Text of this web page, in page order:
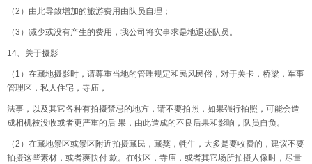
（2）由此导致增加的旅游费用由队员自理；
（3）减少或没有产生的费用，我公司将实事求是地退还队员。
14、关于摄影
（1）在藏地摄影时，请尊重当地的管理规定和民风民俗，对于关卡，桥梁，军事
管理区，私人住宅，寺庙，
法事，以及其它各种有拍摄禁忌的地方，请不要拍照，如果强行拍照，可能会造
成相机被没收或者更严重的后 果，由此造成的不良后果和影响，队员自负。
（2）在藏地景区或景区附近拍摄藏民，藏獒，牦牛，大多是要收费的，建议不要
拍摄这些素材，或者爽快付 款。在牧区，寺庙，或者其它场所拍摄人像时，尽量